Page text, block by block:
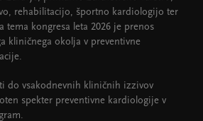
rehabilitacijo, športno kardiologijo ter
tema kongresa leta 2026 je prenos
kliničnega okolja v preventivne
do vsakodnevnih kliničnih izzivov
spekter preventivne kardiologije v